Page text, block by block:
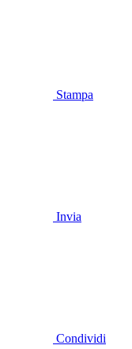
Stampa
Invia
Condividi